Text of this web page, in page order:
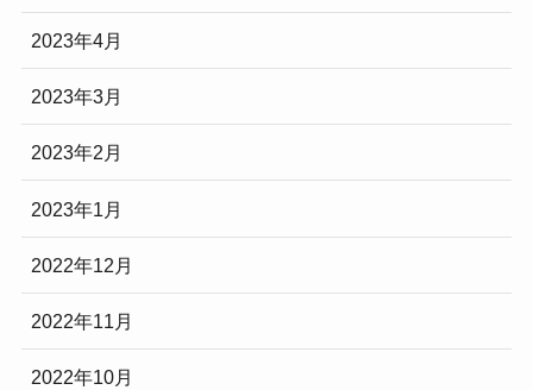
2023年4月
2023年3月
2023年2月
2023年1月
2022年12月
2022年11月
2022年10月